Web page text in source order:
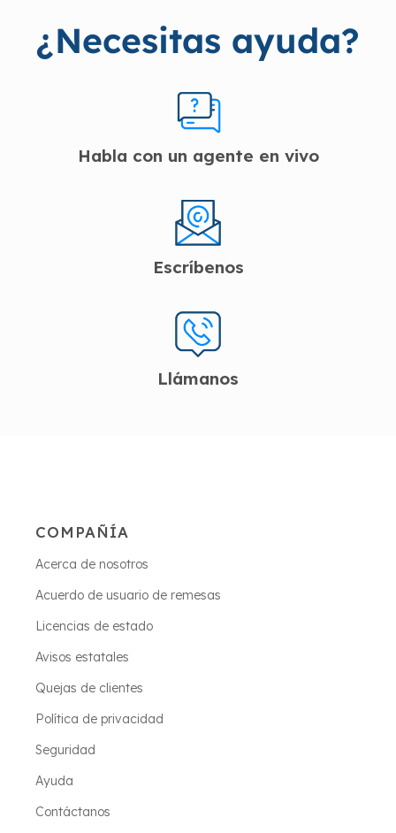
¿Necesitas ayuda?
Habla con un agente en vivo
Escríbenos
Llámanos
COMPAÑÍA
Acerca de nosotros
Acuerdo de usuario de remesas
Licencias de estado
Avisos estatales
Quejas de clientes
Política de privacidad
Seguridad
Ayuda
Contáctanos